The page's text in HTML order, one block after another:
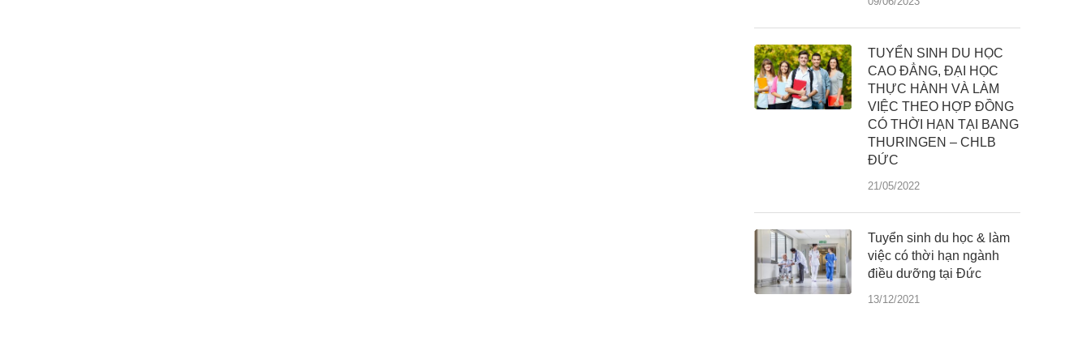
TUYỂN SINH DU HỌC
CAO ĐẲNG, ĐẠI HỌC
THỰC HÀNH VÀ LÀM
VIỆC THEO HỢP ĐỒNG
CÓ THỜI HẠN TẠI BANG
THURINGEN – CHLB
ĐỨC
21/05/2022
Tuyển sinh du học & làm
việc có thời hạn ngành
điều dưỡng tại Đức
13/12/2021